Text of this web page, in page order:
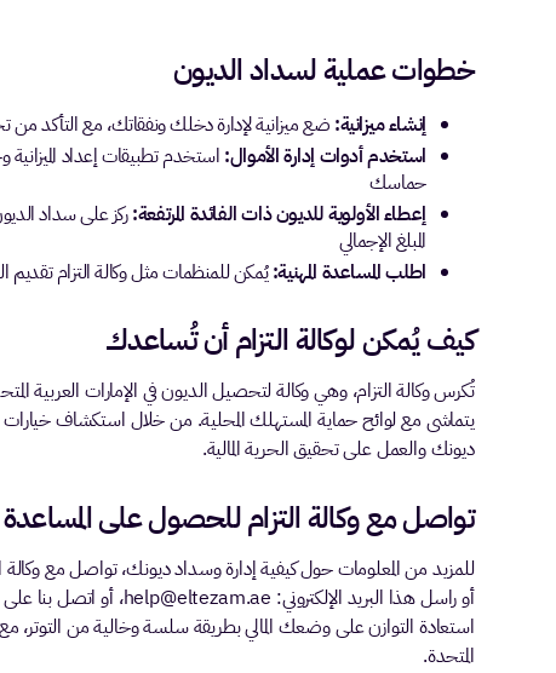
خطوات عملية لسداد الديون
إنشاء ميزانية: ضع ميزانية لإدارة دخلك ونفقاتك، مع التأكد
استخدم أدوات إدارة الأموال: استخدم تطبيقات إعداد
حماسك
إعطاء الأولوية للديون ذات الفائدة المرتفعة:ركز على سداد
المبلغ الإجمالي
اطلب المساعدة المهنية:يُمكن للمنظمات مثل وكالة التزام تقديم
كيف يُمكن لوكالة التزام أن تُساعدك
تُكرس وكالة التزام، وهي وكالة لتحصيل الديون في الإمارات العربية
يتماشى مع لوائح حماية المستهلك المحلية. من خلال استكشاف
ديونك والعمل على تحقيق الحرية المالية.
تواصل مع وكالة التزام للحصول على المساعدة
استعادة التوازن على وضعك المالي بطريقة سلسة وخالية من التوتر، مع
المتحدة.